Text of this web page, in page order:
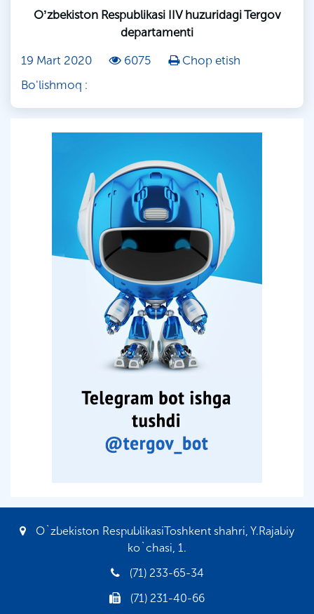
Oʼzbekiston Respublikasi IIV huzuridagi Tergov
departamenti
19 Mart 2020
6075
Chop etish
Bo'lishmoq :
O`zbekiston RespublikasiToshkent shahri, Y.Rajabiy
ko`chasi, 1.
(71) 233-65-34
(71) 231-40-66